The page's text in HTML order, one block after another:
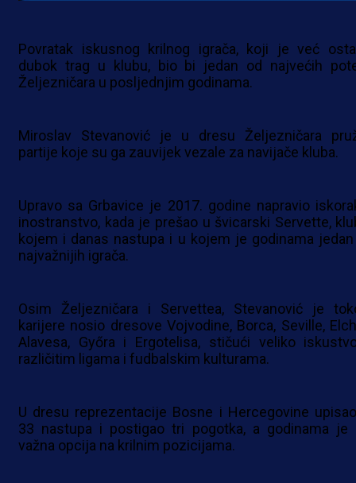
Povratak iskusnog krilnog igrača, koji je već
dubok trag u klubu, bio bi jedan od najvećih
Željezničara u posljednjim godinama.
Miroslav Stevanović je u dresu Željezničara
partije koje su ga zauvijek vezale za navijače kluba.
Upravo sa Grbavice je 2017. godine napravio
inostranstvo, kada je prešao u švicarski Servette,
kojem i danas nastupa i u kojem je godinama
najvažnijih igrača.
Osim Željezničara i Servettea, Stevanović je
karijere nosio dresove Vojvodine, Borca, Seville,
Alavesa, Győra i Ergotelisa, stičući veliko
različitim ligama i fudbalskim kulturama.
U dresu reprezentacije Bosne i Hercegovine
33 nastupa i postigao tri pogotka, a godinama je
važna opcija na krilnim pozicijama.